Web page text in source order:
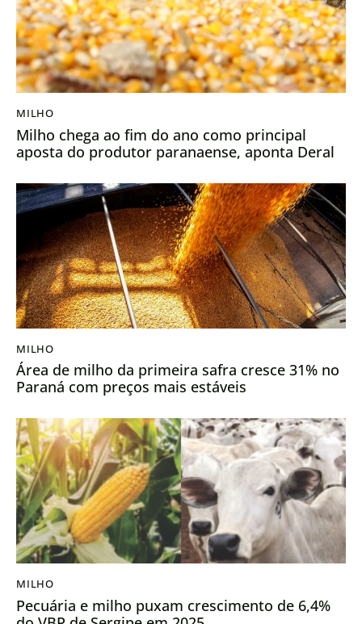
MILHO
Milho chega ao fim do ano como principal
aposta do produtor paranaense, aponta Deral
MILHO
Área de milho da primeira safra cresce 31% no
Paraná com preços mais estáveis
MILHO
Pecuária e milho puxam crescimento de 6,4%